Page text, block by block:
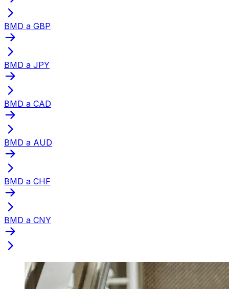
BMD a GBP
BMD a JPY
BMD a CAD
BMD a AUD
BMD a CHF
BMD a CNY